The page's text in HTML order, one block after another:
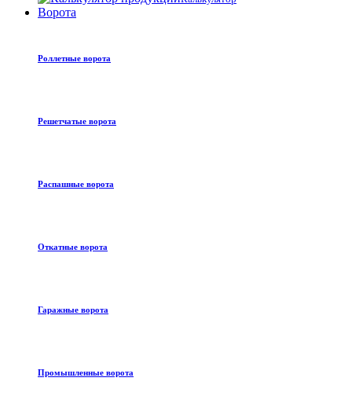
Ворота
Роллетные ворота
Решетчатые ворота
Распашные ворота
Откатные ворота
Гаражные ворота
Промышленные ворота